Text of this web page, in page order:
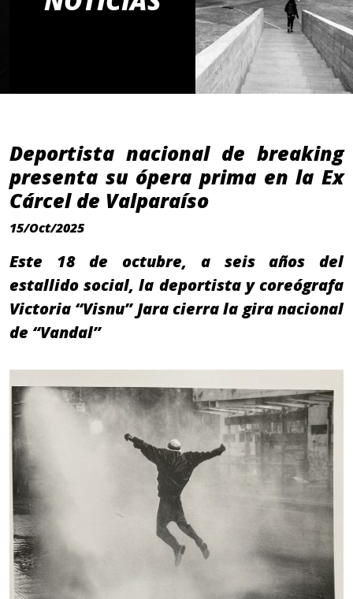
Deportista nacional de breaking
presenta su ópera prima en la Ex
Cárcel de Valparaíso
15/Oct/2025
Este 18 de octubre, a seis años del
estallido social, la deportista y coreógrafa
Victoria “Visnu” Jara cierra la gira nacional
de “Vandal”